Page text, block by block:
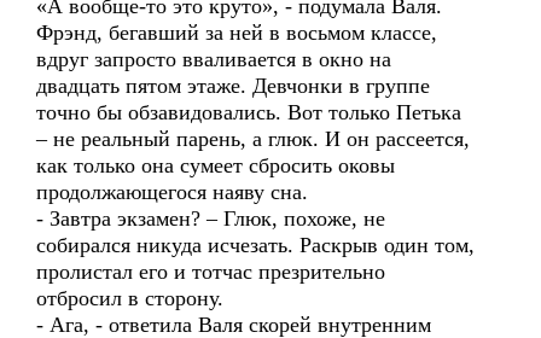
«А вообще-то это круто», - подумала Валя.
Фрэнд, бегавший за ней в восьмом классе,
вдруг запросто вваливается в окно на
двадцать пятом этаже. Девчонки в группе
точно бы обзавидовались. Вот только Петька
– не реальный парень, а глюк. И он рассеется,
как только она сумеет сбросить оковы
продолжающегося наяву сна.
- Завтра экзамен? – Глюк, похоже, не
собирался никуда исчезать. Раскрыв один том,
пролистал его и тотчас презрительно
отбросил в сторону.
- Ага, - ответила Валя скорей внутренним